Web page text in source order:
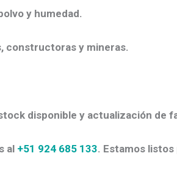
y humedad.
constructoras y mineras.
disponible y actualización de
al +51 924 685 133. Estamos